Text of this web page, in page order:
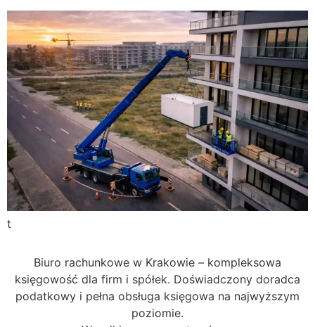
t
Biuro rachunkowe w Krakowie – kompleksowa
księgowość dla firm i spółek. Doświadczony doradca
podatkowy i pełna obsługa księgowa na najwyższym
poziomie.